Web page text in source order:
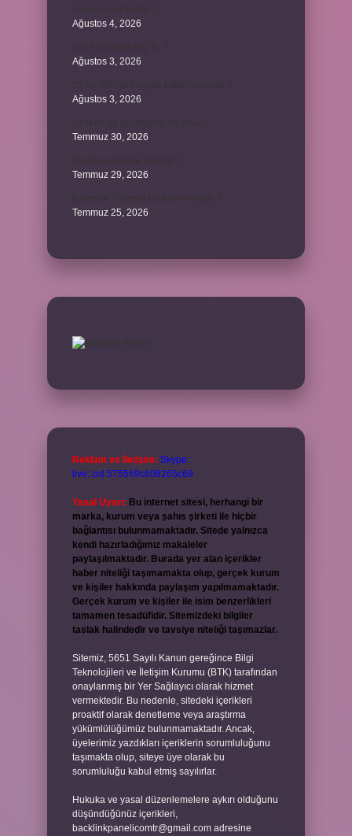
Ağustos 4, 2026
Ağustos 3, 2026
Ağustos 3, 2026
Temmuz 30, 2026
Temmuz 29, 2026
Temmuz 25, 2026
Reklam ve İletişim: Skype:
live:.cid.575569c608265c69
Yasal Uyarı: Bu internet sitesi, herhangi bir
marka, kurum veya şahıs şirketi ile hiçbir
bağlantısı bulunmamaktadır. Sitede yalnızca
kendi hazırladığımız makaleler
paylaşılmaktadır. Burada yer alan içerikler
haber niteliği taşımamakta olup, gerçek kurum
ve kişiler hakkında paylaşım yapılmamaktadır.
Gerçek kurum ve kişiler ile isim benzerlikleri
tamamen tesadüfidir. Sitemizdeki bilgiler
taslak halindedir ve tavsiye niteliği taşımazlar.
Sitemiz, 5651 Sayılı Kanun gereğince Bilgi
Teknolojileri ve İletişim Kurumu (BTK) tarafından
onaylanmış bir Yer Sağlayıcı olarak hizmet
vermektedir. Bu nedenle, sitedeki içerikleri
proaktif olarak denetleme veya araştırma
yükümlülüğümüz bulunmamaktadır. Ancak,
üyelerimiz yazdıkları içeriklerin sorumluluğunu
taşımakta olup, siteye üye olarak bu
sorumluluğu kabul etmiş sayılırlar.
Hukuka ve yasal düzenlemelere aykırı olduğunu
düşündüğünüz içerikleri,
backlinkpanelicomtr@gmail.com adresine